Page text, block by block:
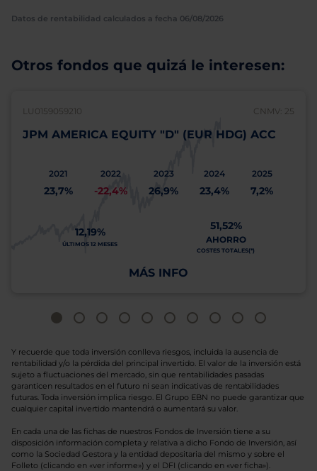
Datos de rentabilidad calculados a fecha 06/08/2026
Otros fondos que quizá le interesen:
LU0159059210 CNMV: 25
JPM AMERICA EQUITY "D" (EUR HDG) ACC
2021
23,7%
2022
-22,4%
2023
26,9%
2024
23,4%
2025
7,2%
12,19%
ÚLTIMOS 12 MESES
51,52%
AHORRO
COSTES TOTALES(*)
MÁS INFO
Y recuerde que toda inversión conlleva riesgos, incluida la ausencia de
rentabilidad y/o la pérdida del principal invertido. El valor de la inversión está
sujeto a fluctuaciones del mercado, sin que rentabilidades pasadas
garanticen resultados en el futuro ni sean indicativas de rentabilidades
futuras. Toda inversión implica riesgo. El Grupo EBN no puede garantizar que
cualquier capital invertido mantendrá o aumentará su valor.
En cada una de las fichas de nuestros Fondos de Inversión tiene a su
disposición información completa y relativa a dicho Fondo de Inversión, así
como la Sociedad Gestora y la entidad depositaria del mismo y sobre el
Folleto (clicando en «ver informe») y el DFI (clicando en «ver ficha»).